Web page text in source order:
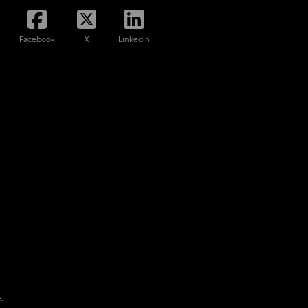
Facebook X LinkedIn